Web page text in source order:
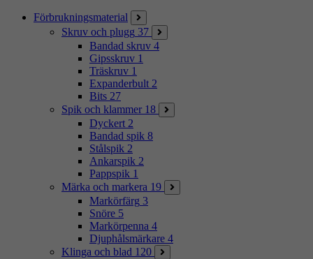
Förbrukningsmaterial
Skruv och plugg 37
Bandad skruv 4
Gipsskruv 1
Träskruv 1
Expanderbult 2
Bits 27
Spik och klammer 18
Dyckert 2
Bandad spik 8
Stålspik 2
Ankarspik 2
Pappspik 1
Märka och markera 19
Markörfärg 3
Snöre 5
Markörpenna 4
Djuphålsmärkare 4
Klinga och blad 120